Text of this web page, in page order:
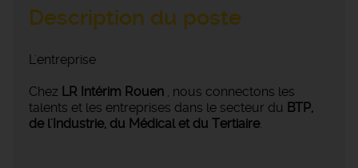
Description du poste
L'entreprise
Chez LR Intérim Rouen , nous connectons les
talents et les entreprises dans le secteur du BTP,
de l'Industrie, du Médical et du Tertiaire.